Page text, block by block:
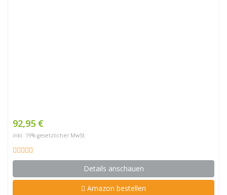
92,95 €
inkl. 19% gesetzlicher MwSt.
Details anschauen
Amazon bestellen